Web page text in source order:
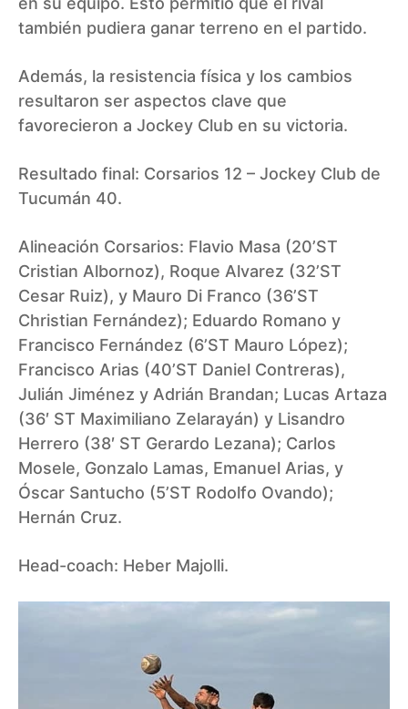
también pudiera ganar terreno en el partido.
Además, la resistencia física y los cambios
resultaron ser aspectos clave que
favorecieron a Jockey Club en su victoria.
Resultado final: Corsarios 12 – Jockey Club de
Tucumán 40.
Alineación Corsarios: Flavio Masa (20’ST
Cristian Albornoz), Roque Alvarez (32’ST
Cesar Ruiz), y Mauro Di Franco (36’ST
Christian Fernández); Eduardo Romano y
Francisco Fernández (6’ST Mauro López);
Francisco Arias (40’ST Daniel Contreras),
Julián Jiménez y Adrián Brandan; Lucas Artaza
(36′ ST Maximiliano Zelarayán) y Lisandro
Herrero (38′ ST Gerardo Lezana); Carlos
Mosele, Gonzalo Lamas, Emanuel Arias, y
Óscar Santucho (5’ST Rodolfo Ovando);
Hernán Cruz.
Head-coach: Heber Majolli.